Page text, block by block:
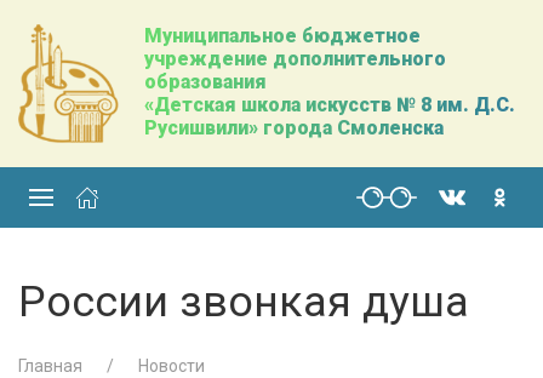
Муниципальное бюджетное
учреждение дополнительного
образования
«Детская школа искусств № 8 им. Д.С.
Русишвили» города Смоленска
России звонкая душа
Главная Новости